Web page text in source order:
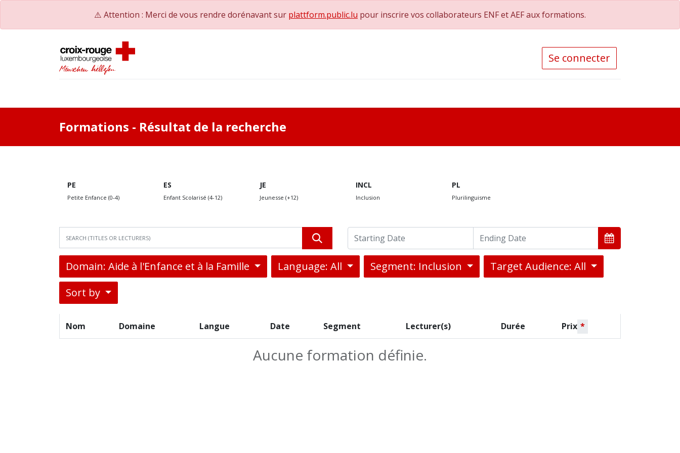
⚠️ Attention : Merci de vous rendre dorénavant sur plattform.public.lu pour inscrire vos collaborateurs ENF et AEF aux formations.
Se connecter
Formations - Résultat de la recherche
PE
Petite Enfance (0-4)
ES
Enfant Scolarisé (4-12)
JE
Jeunesse (+12)
INCL
Inclusion
PL
Plurilinguisme
Domain: Aide à l'Enfance et à la Famille Language: All Segment: Inclusion
Target Audience: All
Sort by
Nom Domaine Langue Date Segment Lecturer(s) Durée Prix *
Aucune formation définie.